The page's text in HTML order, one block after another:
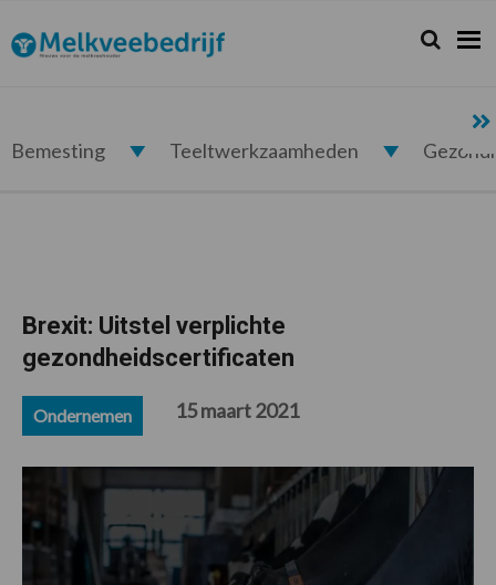
de
hoofdnavigatie
de
hoofd
de
eerste
de
voettekst
Melkveebedrijf.nl Zoeken...
Zoek
Bemesting Teeltwerkzaamheden
Brexit: Uitstel verplichte
gezondheidscertificaten
Ondernemen 15 maart 2021